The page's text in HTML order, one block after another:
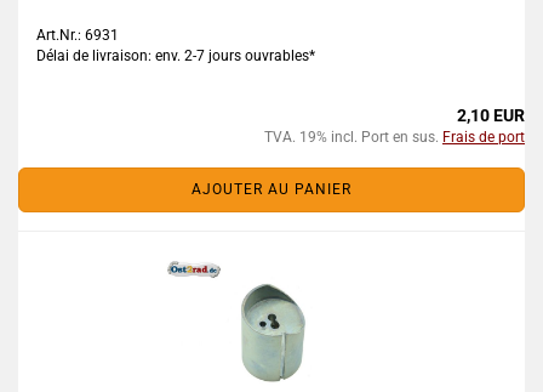
Art.Nr.: 6931
Délai de livraison: env. 2-7 jours ouvrables*
2,10 EUR
TVA. 19% incl. Port en sus. Frais de port
AJOUTER AU PANIER